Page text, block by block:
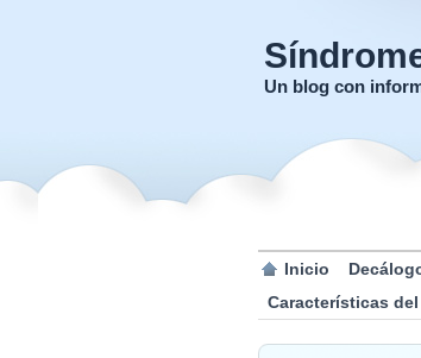
Un blog con
Inicio
Características del